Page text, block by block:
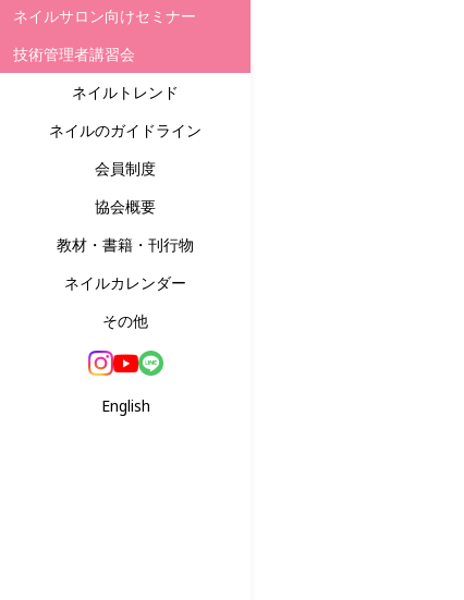
ネイルサロン向けセミナー
技術管理者講習会
ネイルトレンド
ネイルのガイドライン
会員制度
協会概要
教材・書籍・刊行物
ネイルカレンダー
その他
English